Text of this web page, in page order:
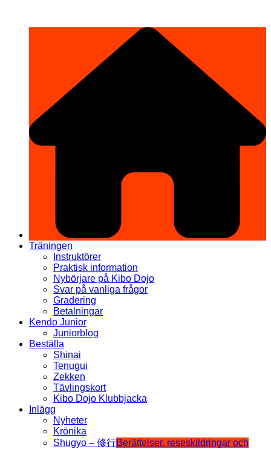
Träningen
Instruktörer
Praktisk information
Nybörjare på Kibo Dojo
Svar på vanliga frågor
Gradering
Betalningar
Kendo Junior
Juniorblog
Beställa
Shinai
Tenugui
Zekken
Tävlingskort
Kibo Dojo Klubbjacka
Inlägg
Nyheter
Krönika
Shugyo – 修行Berättelser, reseskildringar och